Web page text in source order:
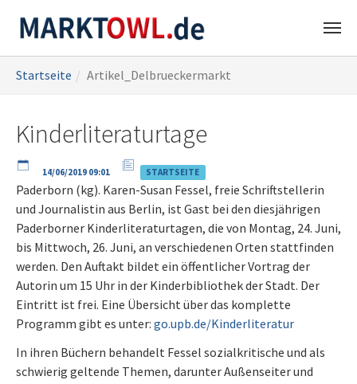
Hauptinhalt
sind
Startseite Artikel_Delbrueckermarkt
Kinderliteraturtage
14/06/2019 09:01 STARTSEITE
Paderborn (kg). Karen-Susan Fessel, freie Schriftstellerin
und Journalistin aus Berlin, ist Gast bei den diesjährigen
Paderborner Kinderliteraturtagen, die von Montag, 24. Juni,
bis Mittwoch, 26. Juni, an verschiedenen Orten stattfinden
werden. Den Auftakt bildet ein öffentlicher Vortrag der
Autorin um 15 Uhr in der Kinderbibliothek der Stadt. Der
Eintritt ist frei. Eine Übersicht über das komplette
Programm gibt es unter: go.upb.de/Kinderliteratur
In ihren Büchern behandelt Fessel sozialkritische und als
schwierig geltende Themen, darunter Außenseiter und